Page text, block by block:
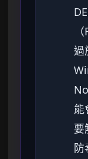
過
能
要
防